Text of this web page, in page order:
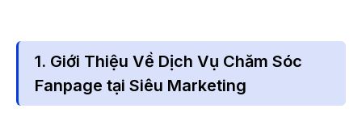
1. Giới Thiệu Về Dịch Vụ Chăm Sóc
Fanpage tại Siêu Marketing